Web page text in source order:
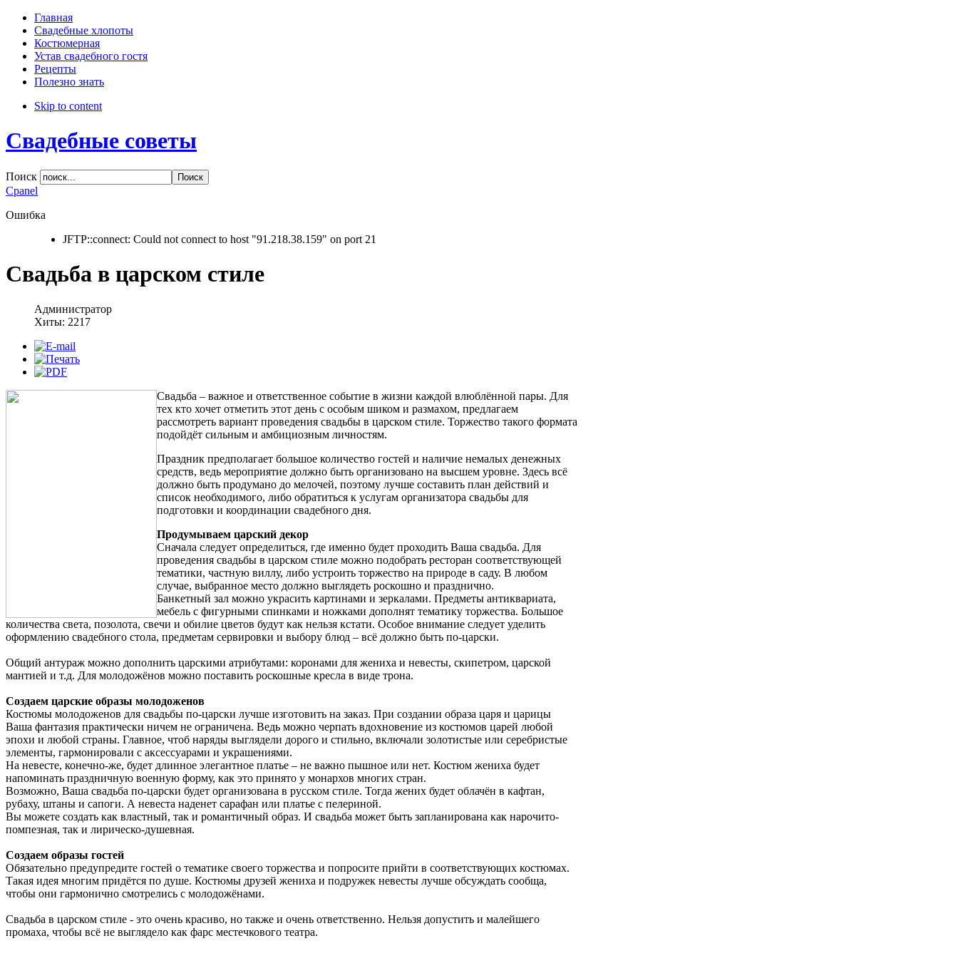
Главная
Свадебные хлопоты
Костюмерная
Устав свадебного гостя
Рецепты
Полезно знать
Skip to content
Свадебные советы
Поиск
Direction
LTR
RTL
Menu Style
Mega Menu
Dropline Menu
Split Menu
Apply
Reset
Cpanel
Ошибка
JFTP::connect: Could not connect to host "91.218.38.159" on port 21
Свадьба в царском стиле
Администратор
Хиты: 2217
Свадьба – важное и ответственное событие в жизни каждой влюблённой пары. Для
тех кто хочет отметить этот день с особым шиком и размахом, предлагаем
рассмотреть вариант проведения свадьбы в царском стиле. Торжество такого формата
подойдёт сильным и амбициозным личностям.
Праздник предполагает большое количество гостей и наличие немалых денежных
средств, ведь мероприятие должно быть организовано на высшем уровне. Здесь всё
должно быть продумано до мелочей, поэтому лучше составить план действий и
список необходимого, либо обратиться к услугам организатора свадьбы для
подготовки и координации свадебного дня.
Продумываем царский декор
Сначала следует определиться, где именно будет проходить Ваша свадьба. Для
проведения свадьбы в царском стиле можно подобрать ресторан соответствующей
тематики, частную виллу, либо устроить торжество на природе в саду. В любом
случае, выбранное место должно выглядеть роскошно и празднично.
Банкетный зал можно украсить картинами и зеркалами. Предметы антиквариата,
мебель с фигурными спинками и ножками дополнят тематику торжества. Большое
количества света, позолота, свечи и обилие цветов будут как нельзя кстати. Особое внимание следует уделить
оформлению свадебного стола, предметам сервировки и выбору блюд – всё должно быть по-царски.
Общий антураж можно дополнить царскими атрибутами: коронами для жениха и невесты, скипетром, царской
мантией и т.д. Для молодожёнов можно поставить роскошные кресла в виде трона.
Создаем царские образы молодоженов
Костюмы молодоженов для свадьбы по-царски лучше изготовить на заказ. При создании образа царя и царицы
Ваша фантазия практически ничем не ограничена. Ведь можно черпать вдохновение из костюмов царей любой
эпохи и любой страны. Главное, чтоб наряды выглядели дорого и стильно, включали золотистые или серебристые
элементы, гармонировали с аксессуарами и украшениями.
На невесте, конечно-же, будет длинное элегантное платье – не важно пышное или нет. Костюм жениха будет
напоминать праздничную военную форму, как это принято у монархов многих стран.
Возможно, Ваша свадьба по-царски будет организована в русском стиле. Тогда жених будет облачён в кафтан,
рубаху, штаны и сапоги. А невеста наденет сарафан или платье с пелериной.
Вы можете создать как властный, так и романтичный образ. И свадьба может быть запланирована как нарочито-
помпезная, так и лирическо-душевная.
Создаем образы гостей
Обязательно предупредите гостей о тематике своего торжества и попросите прийти в соответствующих костюмах.
Такая идея многим придётся по душе. Костюмы друзей жениха и подружек невесты лучше обсуждать сообща,
чтобы они гармонично смотрелись с молодожёнами.
Свадьба в царском стиле - это очень красиво, но также и очень ответственно. Нельзя допустить и малейшего
промаха, чтобы всё не выглядело как фарс местечкового театра.